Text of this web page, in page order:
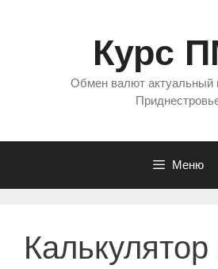
Курс
Обмен валют актуальный
Меню